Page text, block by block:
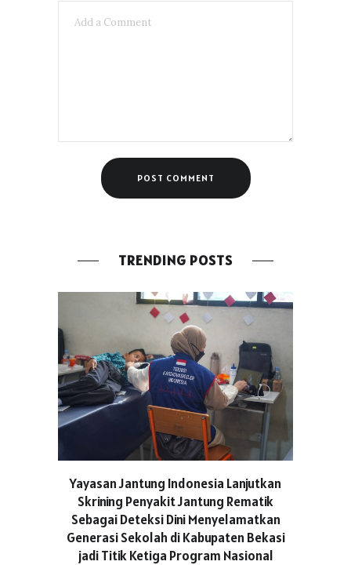
TRENDING POSTS
Yayasan Jantung Indonesia Lanjutkan
Skrining Penyakit Jantung Rematik
Sebagai Deteksi Dini Menyelamatkan
Generasi Sekolah di Kabupaten Bekasi
jadi Titik Ketiga Program Nasional